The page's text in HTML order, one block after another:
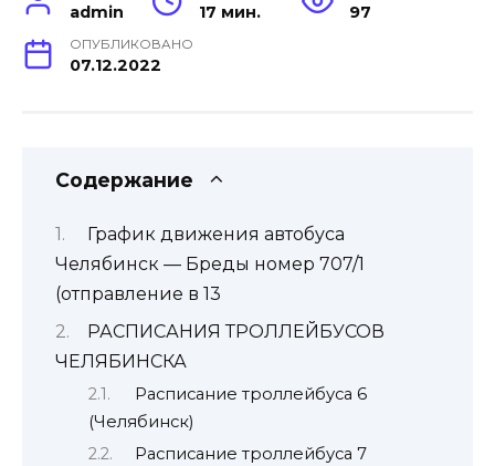
admin 17 мин. 97
ОПУБЛИКОВАНО
07.12.2022
Содержание
График движения автобуса
Челябинск — Бреды номер 707/1
(отправление в 13
РАСПИСАНИЯ ТРОЛЛЕЙБУСОВ
ЧЕЛЯБИНСКА
Расписание троллейбуса 6
(Челябинск)
Расписание троллейбуса 7